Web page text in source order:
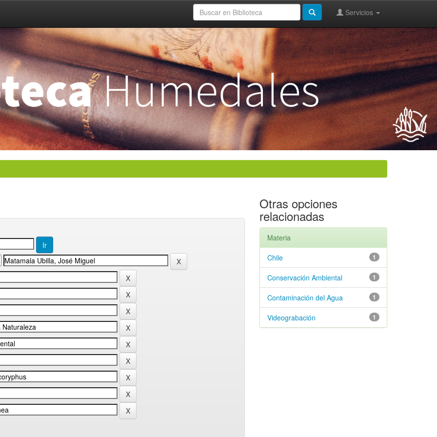
Servicios
Otras opciones
relacionadas
Materia
1
Chile
1
Conservación Ambiental
1
Contaminación del Agua
1
Videograbación